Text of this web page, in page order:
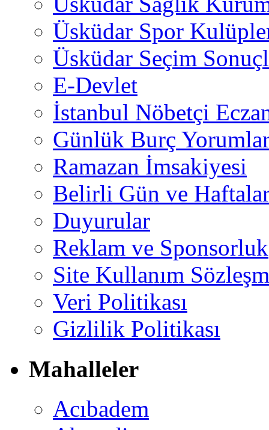
Üsküdar Spor
Üsküdar Seçim
E-Devlet
İstanbul Nöbetçi
Günlük Burç
Ramazan İmsakiyesi
Belirli Gün ve
Duyurular
Reklam ve Sponsorluk
Site Kullanım
Veri Politikası
Gizlilik Politikası
Mahalleler
Acıbadem